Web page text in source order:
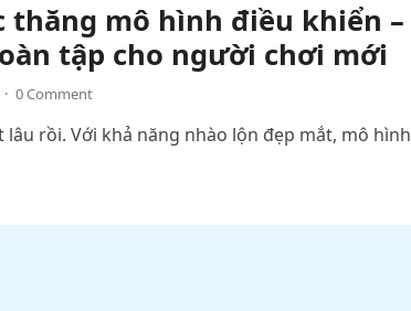
thăng mô hình điều khiển –
tập cho người chơi mới
· 0 Comment
rồi. Với khả năng nhào lộn đẹp mắt, mô hình